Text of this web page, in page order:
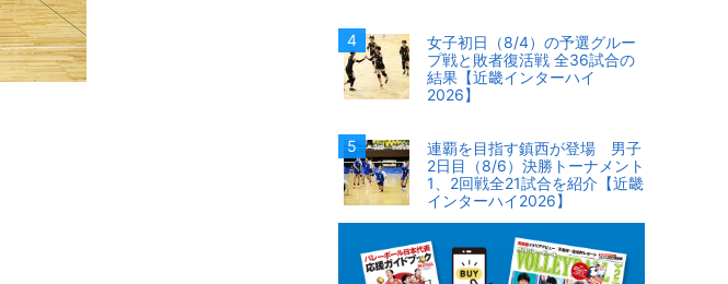
女子初日（8/4）の予選グルー
プ戦と敗者復活戦 全36試合の
結果【近畿インターハイ
2026】
連覇を目指す鎮西が登場 男子
2日目（8/6）決勝トーナメント
1、2回戦全21試合を紹介【近畿
インターハイ2026】